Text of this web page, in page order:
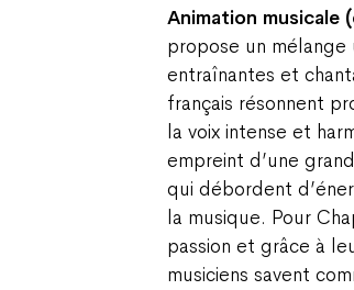
Animation musicale
propose un
entraînantes et
français résonnent
la voix intense et
empreint d’une
qui débordent
la musique. Pour
passion et grâce à
musiciens savent